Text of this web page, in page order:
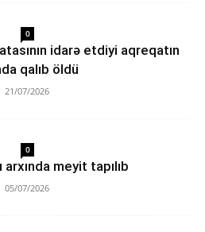
0
idarə etdiyi aqreqatın
qalıb öldü
21/07/2026
0
meyit tapılıb
05/07/2026